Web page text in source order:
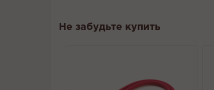
Не забудьте купить